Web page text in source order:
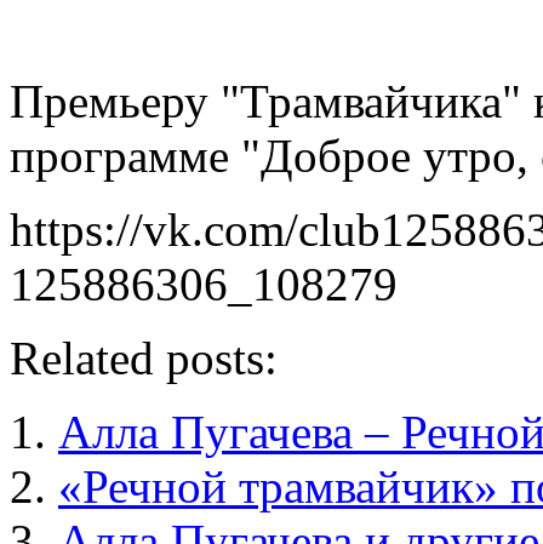
Премьеру "Трамвайчика"
программе "Доброе утро,
https://vk.com/
125886306_108279
Related posts:
Алла Пугачева –
«Речной трамвайчик»